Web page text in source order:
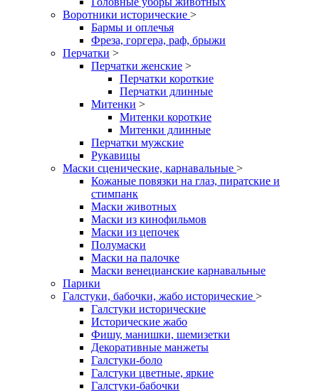
Воротники исторические >
Бармы и оплечья
Фреза, горгера, раф, брыжи
Перчатки >
Перчатки женские >
Перчатки короткие
Перчатки длинные
Митенки >
Митенки короткие
Митенки длинные
Перчатки мужские
Рукавицы
Маски сценические, карнавальные >
Кожаные повязки на глаз, пиратские и
стимпанк
Маски животных
Маски из кинофильмов
Маски из цепочек
Полумаски
Маски на палочке
Маски венецианские карнавальные
Парики
Галстуки, бабочки, жабо исторические >
Галстуки исторические
Исторические жабо
Фишу, манишки, шемизетки
Декоративные манжеты
Галстуки-боло
Галстуки цветные, яркие
Галстуки-бабочки